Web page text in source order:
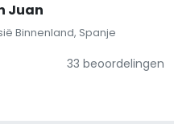
Juan
Binnenland, Spanje
33 beoordelingen